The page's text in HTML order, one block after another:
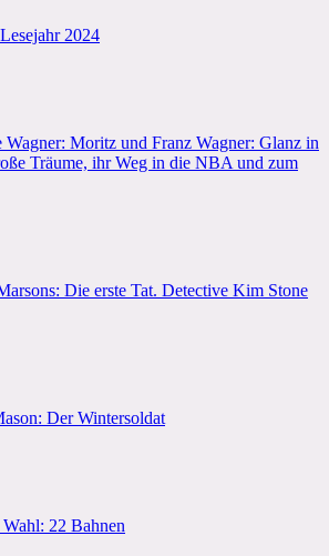
2024
Wagner: Moritz und Franz Wagner: Glanz in
Träume, ihr Weg in die NBA und zum
Die erste Tat. Detective Kim Stone
Der Wintersoldat
22 Bahnen